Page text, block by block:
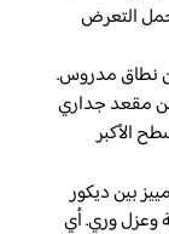
التعرض
نطاق مدروس.
مقعد جداري
الأكبر
بين ديكور
وعزل وري. أي